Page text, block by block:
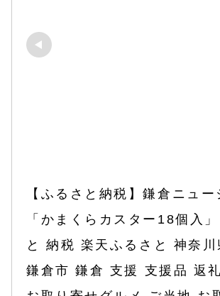
【ふるさと納税】鎌倉ニュ
「かまくらカスター18個入
と 納税 楽天ふるさと 神奈川
鎌倉市 鎌倉 支援 支援品 返